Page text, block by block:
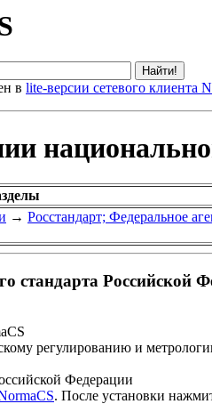
в lite-версии сетевого клиента
→ Росстандарт; Федеральное
стандарта Российской
регулированию и
Федерации
. После установки